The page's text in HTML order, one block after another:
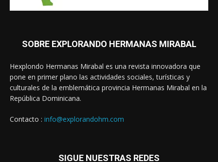
SOBRE EXPLORANDO HERMANAS MIRABAL
Hexplondo Hermanas Mirabal es una revista innovadora que
pone en primer plano las actividades sociales, turísticas y
culturales de la emblemática provincia Hermanas Mirabal en la
República Dominicana.
Contacto : info@explorandohm.com
SIGUE NUESTRAS REDES